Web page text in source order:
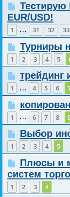
Тестирую
EUR/USD!
1 … 31 32 33
Турниры
1 2 3 4 5
трейдинг
1 … 4 5 6
1 … 6 7 8
Выбор
1 2 3 4 5
Плюсы и
систем
1 2 3 4